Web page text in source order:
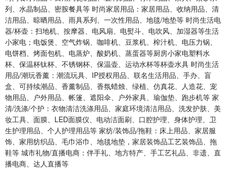
列、水晶制品、密胺餐具等 时尚家居用品：家居用品、收纳用品、清
洁用品、晾晒用品、雨具系列、一次性用品、地毯/地垫等 时尚生活电
器/杯壶：扫地机、按摩器、电风扇、电熨斗、电吹风、加湿器等生活
小家电；电饭煲、空气炸锅、咖啡机、豆浆机、榨汁机、电压力锅、
电饼档、烤面包机、电蒸炉、酸奶机、蒸蛋器等厨房小家电塑料水
杯、保温杯钛杯、不锈钢杯、保温壶、运动水杯等杯壶水具 时尚生活
用品/潮玩香薰：潮流玩具、IP授权用品、联名生活用品、手办、盲
盒、可持续潮品、香薰制品、香氛蜡烛、绿植、仿真花、人造花、宠
物用品、户外用品、帐篷、遮阳伞、户外家具、瑜伽垫、跑步机等 家
清/洗涤/个护：衣物清洁洗涤用品、家庭环境清洁用品、洗发护肤、美
妆工具、面膜、LED面膜仪、电动洁面刷、口腔护理、身体护理、卫
生护理用品、个人护理用品等 家纺/装饰品/拖鞋：床上用品、家居服
饰、家用纺织品、毛巾浴巾、地毯地垫，家居装饰品工艺装饰品、拖
鞋等 城市礼物/直播电商：伴手礼、地方特产、手工艺礼品、非遗、直
播电商、达人直播等